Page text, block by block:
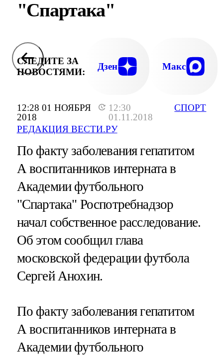
12:28 01 НОЯБРЯ
2018
12:30
01.11.2018
РЕДАКЦИЯ ВЕСТИ.РУ
СПОРТ
"Спартака"
СЛЕДИТЕ ЗА
НОВОСТЯМИ:
Дзен Макс
По факту заболевания гепатитом
А воспитанников интерната в
Академии футбольного
"Спартака" Роспотребнадзор
начал собственное расследование.
Об этом сообщил глава
московской федерации футбола
Сергей Анохин.
По факту заболевания гепатитом
А воспитанников интерната в
Академии футбольного